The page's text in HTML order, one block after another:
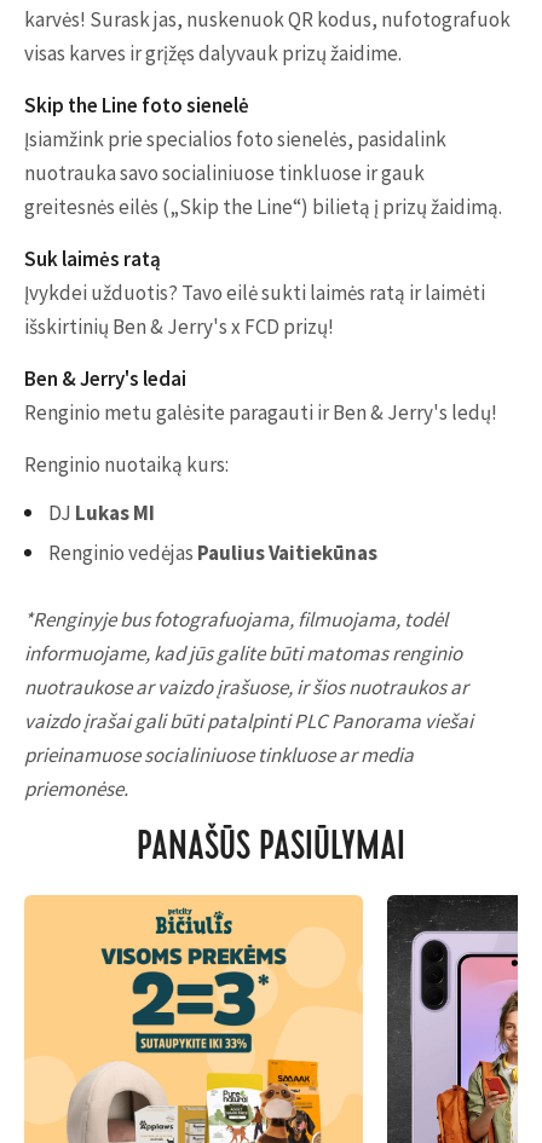
karvės! Surask jas, nuskenuok QR kodus, nufotografuok
visas karves ir grįžęs dalyvauk prizų žaidime.
Skip the Line foto sienelė
Įsiamžink prie specialios foto sienelės, pasidalink
nuotrauka savo socialiniuose tinkluose ir gauk
greitesnės eilės („Skip the Line“) bilietą į prizų žaidimą.
Suk laimės ratą
Įvykdei užduotis? Tavo eilė sukti laimės ratą ir laimėti
išskirtinių Ben & Jerry's x FCD prizų!
Ben & Jerry's ledai
Renginio metu galėsite paragauti ir Ben & Jerry's ledų!
Renginio nuotaiką kurs:
DJ Lukas MI
Renginio vedėjas Paulius Vaitiekūnas
*Renginyje bus fotografuojama, filmuojama, todėl
informuojame, kad jūs galite būti matomas renginio
nuotraukose ar vaizdo įrašuose, ir šios nuotraukos ar
vaizdo įrašai gali būti patalpinti PLC Panorama viešai
prieinamuose socialiniuose tinkluose ar media
priemonėse.
PANAŠŪS PASIŪLYMAI